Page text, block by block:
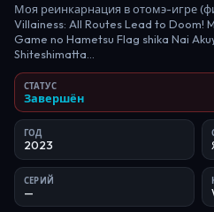
Моя реинкарнация в отомэ-игре
Villainess: All Routes Lead to Doom!
Game no Hametsu Flag shika Nai
Shiteshimatta...
СТАТУС
Завершён
ГОД
2023
СЕРИЙ
—